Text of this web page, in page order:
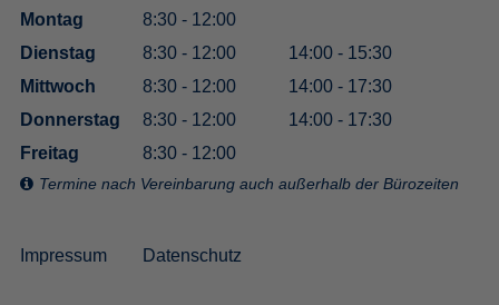
Montag
8:30 - 12:00
Dienstag
8:30 - 12:00
14:00 - 15:30
Mittwoch
8:30 - 12:00
14:00 - 17:30
Donnerstag
8:30 - 12:00
14:00 - 17:30
Freitag
8:30 - 12:00
Termine nach Vereinbarung auch außerhalb der Bürozeiten
Impressum Datenschutz